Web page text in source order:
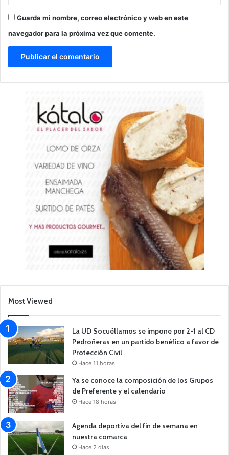
Guarda mi nombre, correo electrónico y web en este
navegador para la próxima vez que comente.
Most Viewed
La UD Socuéllamos se impone por 2-1 al CD
Pedroñeras en un partido benéfico a favor de
Protección Civil
Hace 11 horas
Ya se conoce la composición de los Grupos
de Preferente y el calendario
Hace 18 horas
Agenda deportiva del fin de semana en
nuestra comarca
Hace 2 días